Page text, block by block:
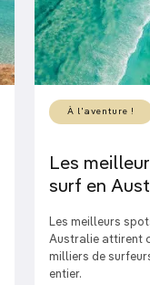
À l'aventure !
Les
surf en
Les meilleurs
Australie attirent
milliers de
entier.